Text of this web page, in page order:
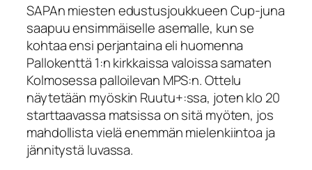
SAPAn miesten edustusjoukkueen Cup-juna
saapuu ensimmäiselle asemalle, kun se
kohtaa ensi perjantaina eli huomenna
Pallokenttä 1:n kirkkaissa valoissa samaten
Kolmosessa palloilevan MPS:n. Ottelu
näytetään myöskin Ruutu+:ssa, joten klo 20
starttaavassa matsissa on sitä myöten, jos
mahdollista vielä enemmän mielenkiintoa ja
jännitystä luvassa.